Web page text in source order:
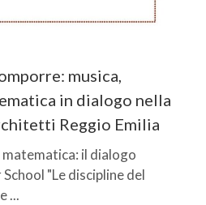
musica,
in dialogo nella
Reggio Emilia
il dialogo
"Le discipline del
...